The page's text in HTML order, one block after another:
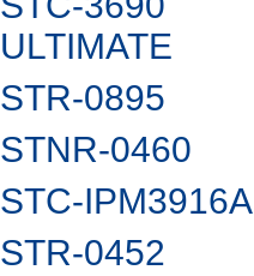
ULTIMATE
STR-0895
STNR-0460
STC-IPM3916A
STR-0452